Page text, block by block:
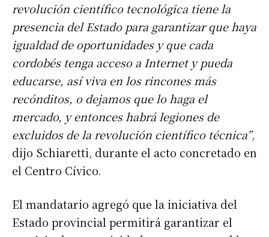
revolución científico tecnológica tiene la
presencia del Estado para garantizar que haya
igualdad de oportunidades y que cada
cordobés tenga acceso a Internet y pueda
educarse, así viva en los rincones más
recónditos, o dejamos que lo haga el
mercado, y entonces habrá legiones de
excluidos de la revolución científico técnica”,
dijo Schiaretti, durante el acto concretado en
el Centro Cívico.
El mandatario agregó que la iniciativa del
Estado provincial permitirá garantizar el